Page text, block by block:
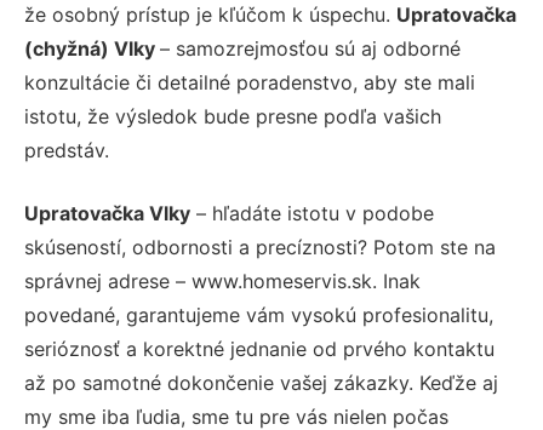
že osobný prístup je kľúčom k úspechu. Upratovačka
(chyžná) Vlky – samozrejmosťou sú aj odborné
konzultácie či detailné poradenstvo, aby ste mali
istotu, že výsledok bude presne podľa vašich
predstáv.
Upratovačka Vlky – hľadáte istotu v podobe
skúseností, odbornosti a precíznosti? Potom ste na
správnej adrese – www.homeservis.sk. Inak
povedané, garantujeme vám vysokú profesionalitu,
serióznosť a korektné jednanie od prvého kontaktu
až po samotné dokončenie vašej zákazky. Keďže aj
my sme iba ľudia, sme tu pre vás nielen počas